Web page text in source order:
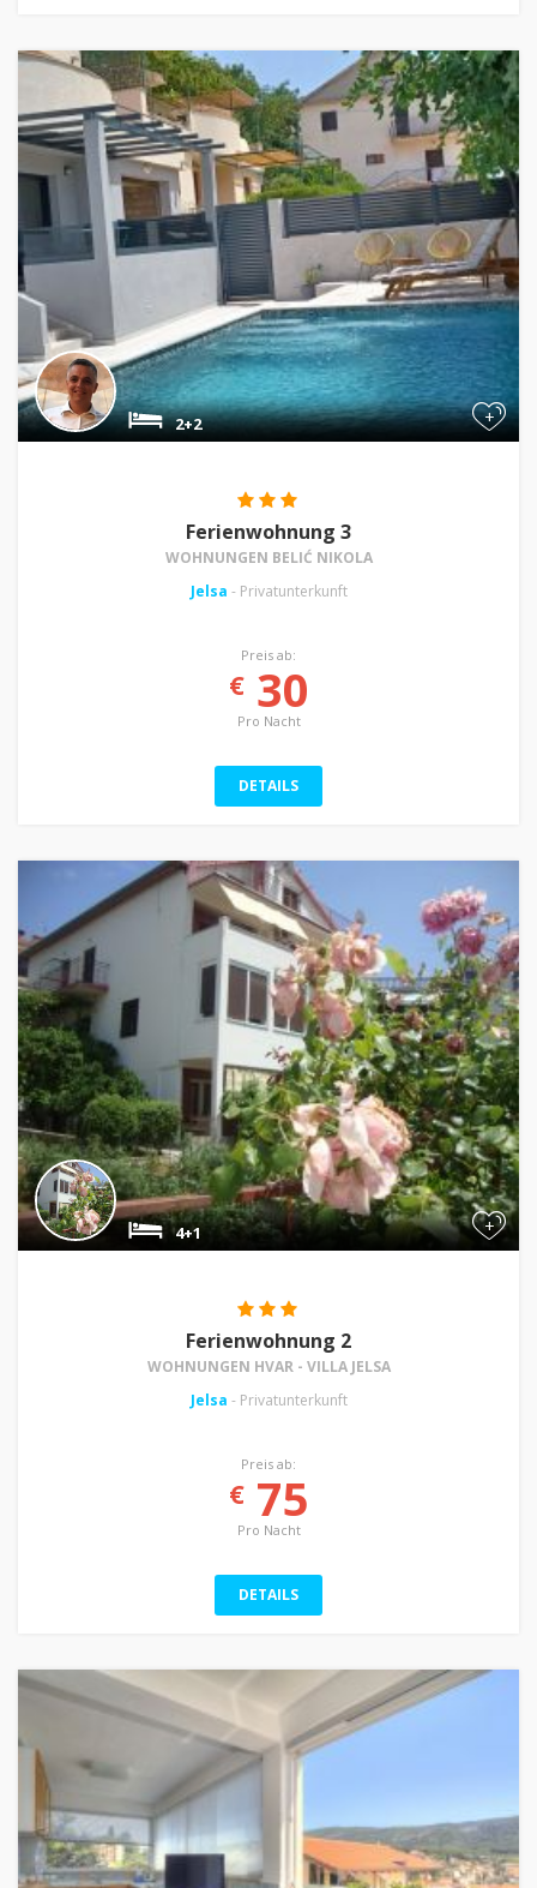
+
2+2
Ferienwohnung 3
WOHNUNGEN BELIĆ NIKOLA
Jelsa - Privatunterkunft
Preis ab:
€30
Pro Nacht
DETAILS
+
4+1
Ferienwohnung 2
WOHNUNGEN HVAR - VILLA JELSA
Jelsa - Privatunterkunft
Preis ab:
€75
Pro Nacht
DETAILS